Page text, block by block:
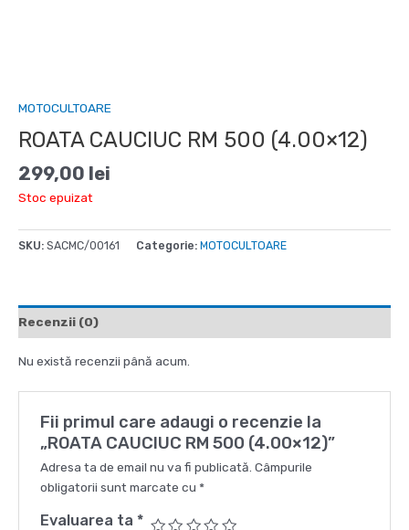
MOTOCULTOARE
ROATA CAUCIUC RM 500 (4.00×12)
299,00 lei
Stoc epuizat
SKU: SACMC/00161 Categorie: MOTOCULTOARE
Recenzii (0)
Nu există recenzii până acum.
Fii primul care adaugi o recenzie la
„ROATA CAUCIUC RM 500 (4.00×12)”
Adresa ta de email nu va fi publicată. Câmpurile
obligatorii sunt marcate cu *
Evaluarea ta *